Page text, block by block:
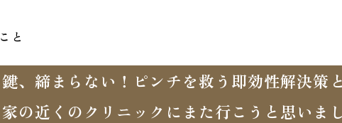
と
鍵、締まらない！ピンチを救う即効性解決策
家の近くのクリニックにまた行こうと思いま